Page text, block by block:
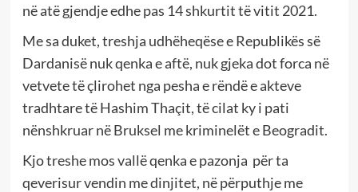
në atë gjendje edhe pas 14 shkurtit të vitit 2021.
Me sa duket, treshja udhëheqëse e Republikës së
Dardanisë nuk qenka e aftë, nuk gjeka dot forca në
vetvete të çlirohet nga pesha e rëndë e akteve
tradhtare të Hashim Thaçit, të cilat ky i pati
nënshkruar në Bruksel me kriminelët e Beogradit.
Kjo treshe mos vallë qenka e pazonja për ta
qeverisur vendin me dinjitet, në përputhje me